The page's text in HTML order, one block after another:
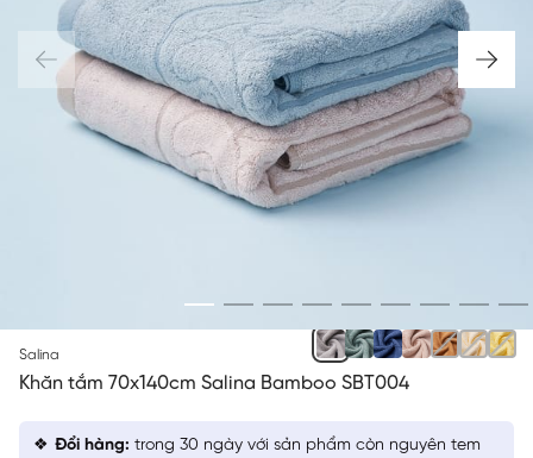
Salina
Khăn tắm 70x140cm Salina Bamboo SBT004
Đổi hàng: trong 30 ngày với sản phẩm còn nguyên tem